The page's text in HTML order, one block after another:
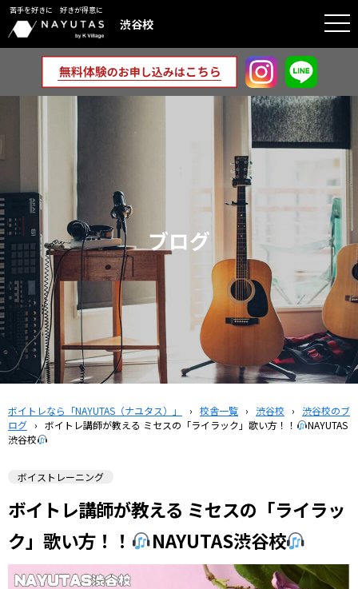
苦手を好きに 好きが得意に
渋谷校
ブログ
ボイトレなら「NAYUTAS（ナユタス）」 › 校舎一覧 › 渋谷校 › 渋谷校のブ
ログ › ボイトレ講師が教える ミセスの「ライラック」歌い方！！
NAYUTAS
渋谷校
ボイストレーニング
ボイトレ講師が教える ミセスの「ライラッ
ク」歌い方！！
NAYUTAS渋谷校